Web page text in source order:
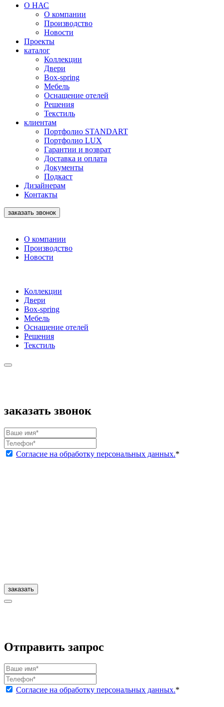
О НАС
О компании
Производство
Новости
Проекты
каталог
Коллекции
Двери
Box-spring
Мебель
Оснащение отелей
Решения
Текстиль
клиентам
Портфолио STANDART
Портфолио LUX
Гарантии и возврат
Доставка и оплата
Документы
Подкаст
Дизайнерам
Контакты
заказать звонок
О компании
Производство
Новости
Коллекции
Двери
Box-spring
Мебель
Оснащение отелей
Решения
Текстиль
заказать звонок
Согласие на обработку персональных данных.*
заказать
Отправить запрос
Согласие на обработку персональных данных.*